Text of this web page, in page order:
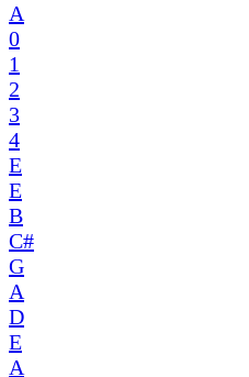
A
0
1
2
3
4
E
E
B
C#
G
A
D
E
A